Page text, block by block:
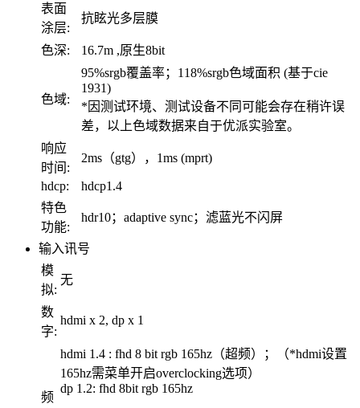
表面
涂层:
抗眩光多层膜
色深: 16.7m ,原生8bit
色域:
95%srgb覆盖率；118%srgb色域面积 (基于cie
1931)
*因测试环境、测试设备不同可能会存在稍许误
差，以上色域数据来自于优派实验室。
响应
时间:
2ms（gtg），1ms (mprt)
hdcp:
hdcp1.4
特色
功能:
hdr10；adaptive sync；滤蓝光不闪屏
输入讯号
模
拟:
无
数
字:
hdmi x 2, dp x 1
频
hdmi 1.4 : fhd 8 bit rgb 165hz（超频）；（*hdmi设置
165hz需菜单开启overclocking选项）
dp 1.2: fhd 8bit rgb 165hz